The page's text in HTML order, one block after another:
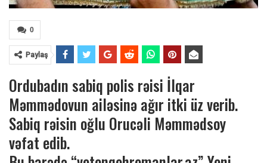
0
Paylaş
Ordubadın sabiq polis rəisi İlqar
Məmmədovun ailəsinə ağır itki üz verib.
Sabiq rəisin oğlu Orucəli Məmmədsoy
vəfat edib.